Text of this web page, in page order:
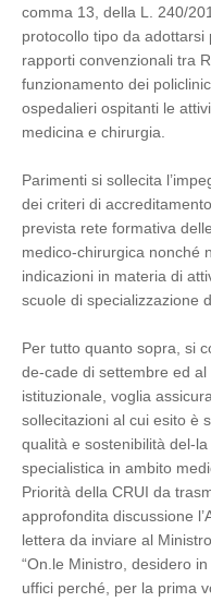
comma 13, della L. 240/
protocollo tipo da
rapporti convenzionali tra
funzionamento dei
ospedalieri ospitanti le
medicina e chirurgia.
Parimenti si sollecita
dei criteri di
prevista rete formativa
medico-chirurgica nonché
indicazioni in materia di
scuole di specializzazione
Per tutto quanto sopra, si
de-cade di settembre ed
istituzionale, voglia
sollecitazioni al cui esito è
qualità e sostenibilità del-
specialistica in ambito
Priorità della CRUI da
approfondita discussione
lettera da inviare al
“On.le Ministro, desidero
uffici perché, per la prima